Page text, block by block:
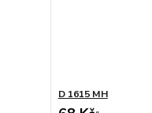
D 1615 MH